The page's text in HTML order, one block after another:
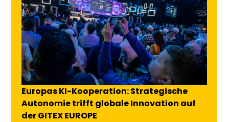
Europas KI-Kooperation: Strategische
Autonomie trifft globale Innovation auf
der GITEX EUROPE